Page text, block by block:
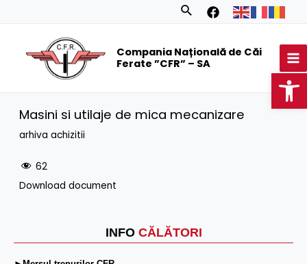
Search
Compania Națională de Căi
Ferate ”CFR” – SA
INFO CĂLĂTORI
Masini si utilaje de mica mecanizare
arhiva achizitii
62
Download document